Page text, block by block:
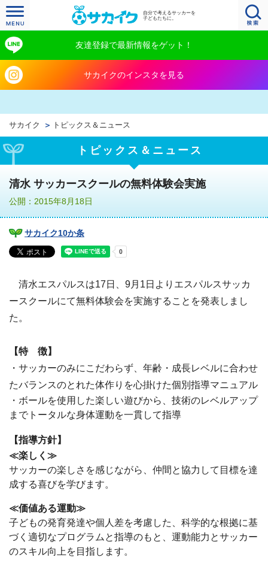
自分で考えるサッカーを
子どもたちに。
友達登録で最新情報をゲット！
サカイクのインスタを見る
サカイク トピックス＆ニュース
トピックス＆ニュース
清水 サッカースクールの無料体験会実施
公開：2015年8月18日
サカイク10か条
清水エスパルスは17日、9月1日よりエスパルスサッカ
ースクールにて無料体験会を実施することを発表しまし
た。
【特 徴】
・サッカーのみにこだわらず、年齢・成長レベルに合わせ
たバランスのとれた体作りを心掛けた個別指導マニュアル
・ボールを使用した楽しい遊びから、技術のレベルアップ
までトータルな身体運動を一貫して指導
【指導方針】
≪楽しく≫
サッカーの楽しさを感じながら、仲間と協力して目標を達
成する喜びを学びます。
≪価値ある運動≫
子どもの発育発達や個人差を考慮した、科学的な根拠に基
づく適切なプログラムと指導のもと、運動能力とサッカー
のスキル向上を目指します。